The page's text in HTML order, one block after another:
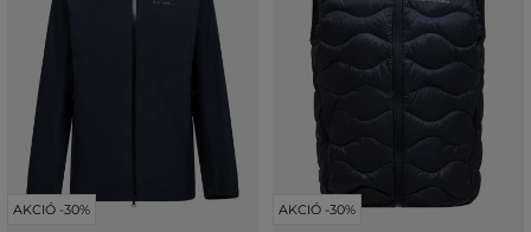
AKCIÓ -30% AKCIÓ -30%